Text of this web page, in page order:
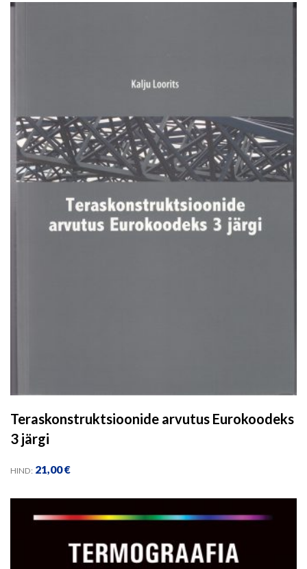
Teraskonstruktsioonide arvutus Eurokoodeks
3 järgi
HIND: 21,00€